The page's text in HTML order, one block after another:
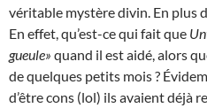
véritable mystère divin. En plus
En effet, qu’est-ce qui fait que
gueule» quand il est aidé, alors
de quelques petits mois ?
d’être cons (lol) ils avaient déjà